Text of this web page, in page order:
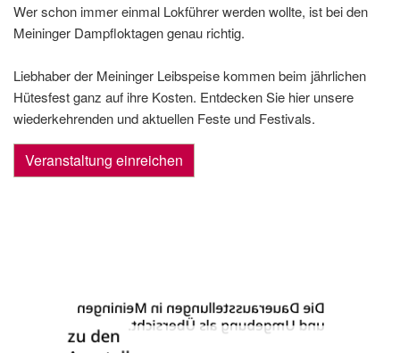
Wer schon immer einmal Lokführer werden wollte, ist bei den
Meininger Dampfloktagen genau richtig.
Liebhaber der Meininger Leibspeise kommen beim jährlichen
Hütesfest ganz auf ihre Kosten. Entdecken Sie hier unsere
wiederkehrenden und aktuellen Feste und Festivals.
Veranstaltung einreichen
zu den
Die Dauer­ausstellungen in Meiningen
und Umgebung als Übersicht.